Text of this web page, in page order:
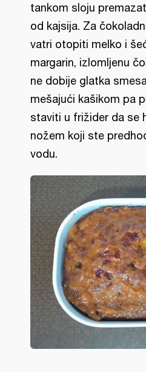
tankom sloju
od kajsija. Za
vatri otopiti melko i
margarin, izlomljenu
ne dobije glatka
mešajući kašikom pa
staviti u frižider da se
nožem koji ste
vodu.